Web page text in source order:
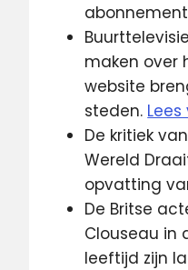
maken over
website
steden.
De kritiek
Wereld
opvatting
De Britse
Clouseau in
leeftijd zijn